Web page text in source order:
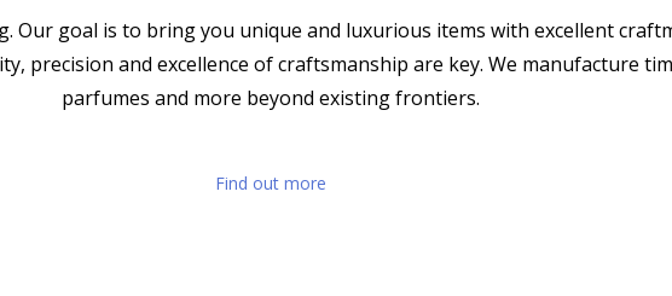
Our goal is to bring you unique and luxurious items with excellent
precision and excellence of craftsmanship are key. We manufacture
parfumes and more beyond existing frontiers.
Find out more